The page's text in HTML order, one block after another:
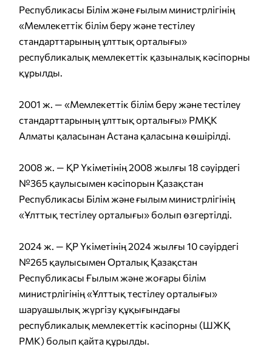
Республикасы Білім және ғылым министрлігінің
«Мемлекеттік білім беру және тестілеу
стандарттарының ұлттық орталығы»
республикалық мемлекеттік қазыналық кәсіпорны
құрылды.
2001 ж. — «Мемлекеттік білім беру және тестілеу
стандарттарының ұлттық орталығы» РМҚК
Алматы қаласынан Астана қаласына көшірілді.
2008 ж. — ҚР Үкіметінің 2008 жылғы 18 сәуірдегі
№365 қаулысымен кәсіпорын Қазақстан
Республикасы Білім және ғылым министрлігінің
«Ұлттық тестілеу орталығы» болып өзгертілді.
2024 ж. — ҚР Үкіметінің 2024 жылғы 10 сәуірдегі
№265 қаулысымен Орталық Қазақстан
Республикасы Ғылым және жоғары білім
министрлігінің «Ұлттық тестілеу орталығы»
шаруашылық жүргізу құқығындағы
республикалық мемлекеттік кәсіпорны (ШЖҚ
РМК) болып қайта құрылды.